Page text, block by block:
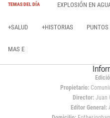
TEMAS DEL DÍA EXPLOSIÓN EN
+SALUD +HISTORIAS PUNTOS
MAS E
Propietario:
Director: Juan
Editor General: